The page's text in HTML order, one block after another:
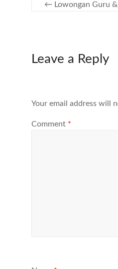
← Lowongan Guru
Leave a Reply
Your email address will
Comment *